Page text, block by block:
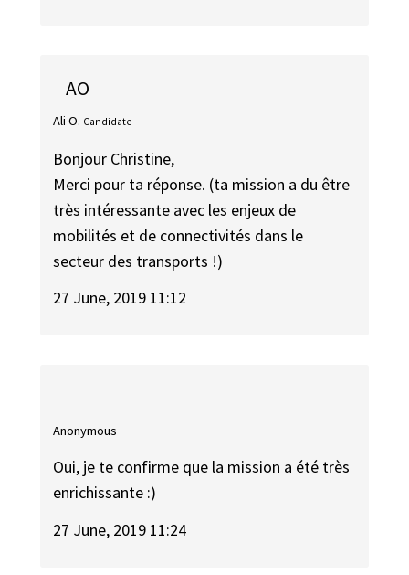
AO
Ali O. Candidate
Bonjour Christine,
Merci pour ta réponse. (ta mission a du être
très intéressante avec les enjeux de
mobilités et de connectivités dans le
secteur des transports !)
27 June, 2019 11:12
Anonymous
Oui, je te confirme que la mission a été très
enrichissante :)
27 June, 2019 11:24